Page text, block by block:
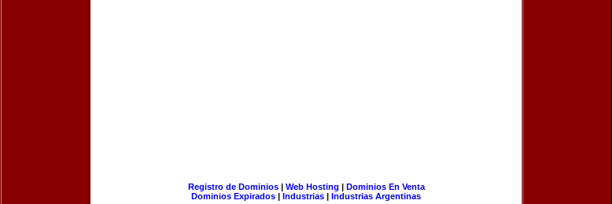
Registro de Dominios| Web Hosting | Dominios En Venta
Dominios Expirados | Industrias | Industrias Argentinas